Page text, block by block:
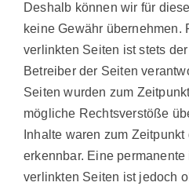
Deshalb können wir für
keine Gewähr übernehmen.
verlinkten Seiten ist stets
Betreiber der Seiten
Seiten wurden zum
mögliche Rechtsverstöße
Inhalte waren zum
erkennbar. Eine
verlinkten Seiten ist jedoch